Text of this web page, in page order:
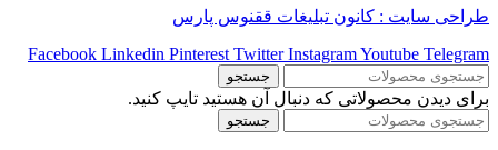
طراحی سایت : کانون تبلیغات ققنوس پارس
Facebook Linkedin Pinterest Twitter InstagramYoutube Telegram
جستجو
برای دیدن محصولاتی که دنبال آن هستید تایپ کنید.
جستجو